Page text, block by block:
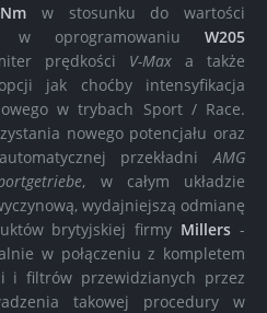
w stosunku do wartości
w oprogramowaniu W205
prędkości V-Max a także
jak choćby intensyfikacja
w trybach Sport / Race.
nowego potencjału oraz
przekładniAMG
, w całym układzie
wydajniejszą odmianę
brytyjskiej firmy Millers -
w połączeniu z kompletem
i filtrów przewidzianych przez
takowej procedury w